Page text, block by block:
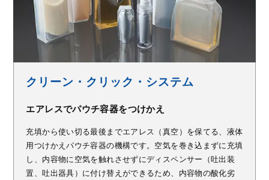
クリーン・クリック・システム
エアレスでパウチ容器をつけかえ
充填から使い切る最後までエアレス（真空）を保てる、液体
用つけかえパウチ容器の機構です。空気を巻き込まずに充填
し、内容物に空気を触れさせずにディスペンサー（吐出装
置、吐出器具）に付け替えができるため、内容物の酸化劣